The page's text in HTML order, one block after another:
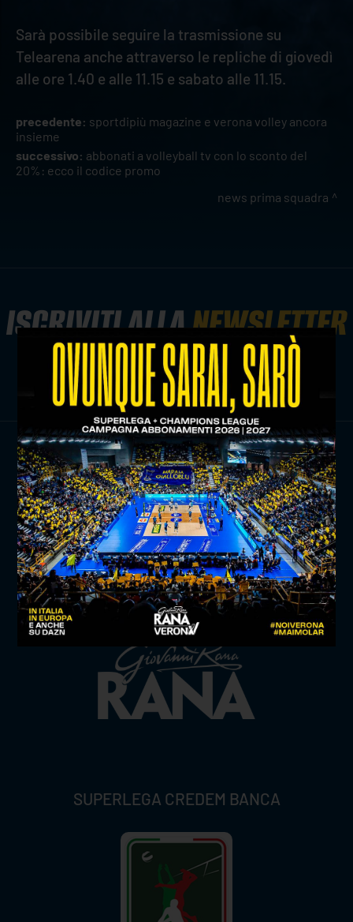
Sarà possibile seguire la trasmissione su
Telearena anche attraverso le repliche di giovedì
alle ore 1.40 e alle 11.15 e sabato alle 11.15.
precedente: sportdipiù magazine e verona volley ancora
insieme
successivo: abbonati a volleyball tv con lo sconto del
20%: ecco il codice promo
news prima squadra
ISCRIVITI ALLANEWSLETTER
ISCRIVITI ORA
TITLE SPONSOR
SUPERLEGA CREDEM BANCA